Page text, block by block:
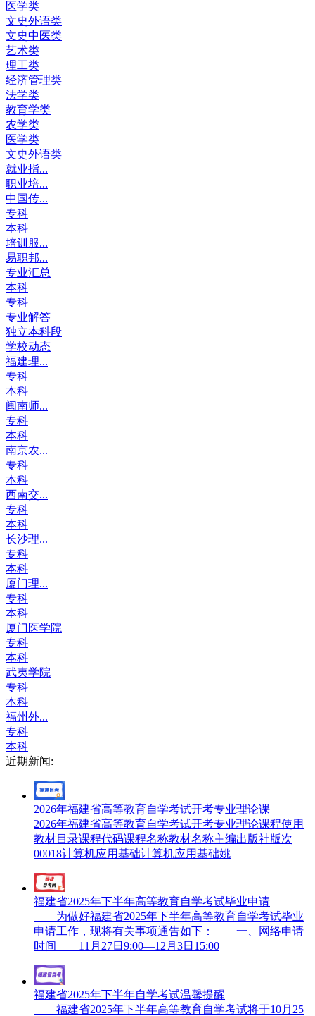
医学类
文史外语类
文史中医类
艺术类
理工类
经济管理类
法学类
教育学类
农学类
医学类
文史外语类
就业指...
职业培...
中国传...
专科
本科
培训服...
易职邦...
专业汇总
本科
专科
专业解答
独立本科段
学校动态
福建理...
专科
本科
闽南师...
专科
本科
南京农...
专科
本科
西南交...
专科
本科
长沙理...
专科
本科
厦门理...
专科
本科
厦门医学院
专科
本科
武夷学院
专科
本科
福州外...
专科
本科
近期新闻:
2026年福建省高等教育自学考试开考专业理论课
2026年福建省高等教育自学考试开考专业理论课程使用
教材目录课程代码课程名称教材名称主编出版社版次
00018计算机应用基础计算机应用基础姚
福建省2025年下半年高等教育自学考试毕业申请
为做好福建省2025年下半年高等教育自学考试毕业
申请工作，现将有关事项通告如下： 一、网络申请
时间 11月27日9:00—12月3日15:00
福建省2025年下半年自学考试温馨提醒
福建省2025年下半年高等教育自学考试将于10月25